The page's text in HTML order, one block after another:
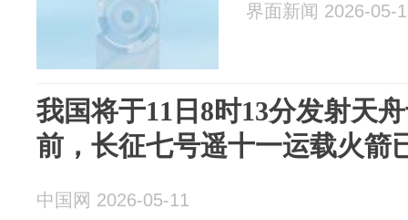
界面新闻 2026-05-
我国将于11日8时13分发射天
前，长征七号遥十一运载火箭
中国网 2026-05-11